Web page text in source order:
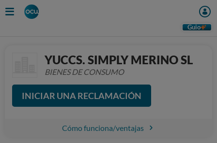
Guio
YUCCS. SIMPLY MERINO SL
BIENES DE CONSUMO
INICIAR UNA RECLAMACIÓN
Cómo funciona/ventajas